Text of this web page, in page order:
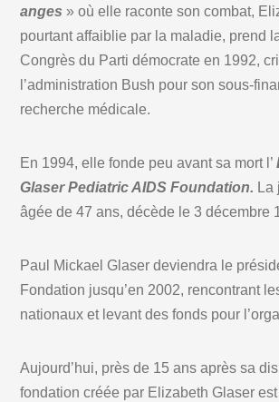
anges » où elle raconte son combat,
pourtant affaiblie par la maladie, prend
Congrès du Parti démocrate en 1992,
l’administration Bush pour son sous-
recherche médicale.
En 1994, elle fonde peu avant sa mort l’
Glaser Pediatric AIDS Foundation. La
âgée de 47 ans, décède le 3 décembre
Paul Mickael Glaser deviendra le
Fondation jusqu’en 2002, rencontrant
nationaux et levant des fonds pour
Aujourd’hui, près de 15 ans après sa
fondation créée par Elizabeth Glaser